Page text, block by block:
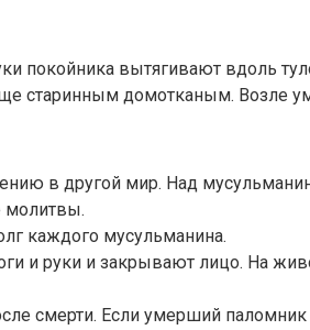
покойника вытягивают вдоль
старинным домотканым. Возле
в другой мир. Над
молитвы.
каждого мусульманина.
руки и закрывают лицо. На
смерти. Если умерший